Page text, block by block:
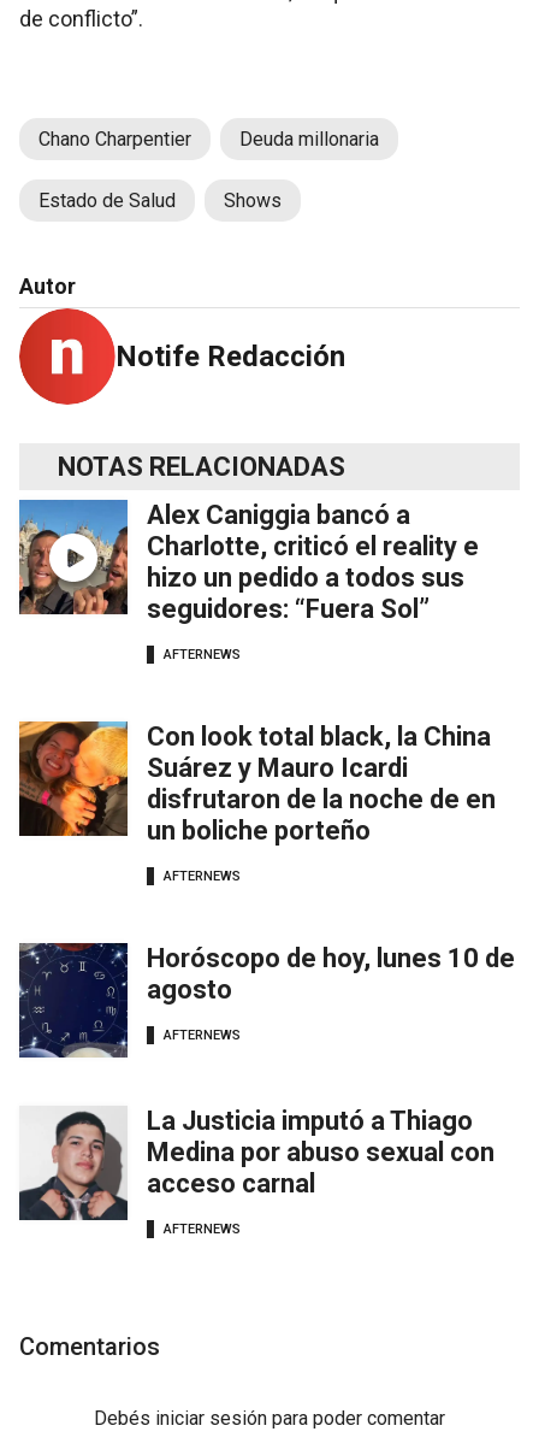
de conflicto”.
Chano Charpentier Deuda millonaria
Estado de Salud Shows
Autor
Notife Redacción
NOTAS RELACIONADAS
Alex Caniggia bancó a
Charlotte, criticó el reality e
hizo un pedido a todos sus
seguidores: “Fuera Sol”
AFTERNEWS
Con look total black, la China
Suárez y Mauro Icardi
disfrutaron de la noche de en
un boliche porteño
AFTERNEWS
Horóscopo de hoy, lunes 10 de
agosto
AFTERNEWS
La Justicia imputó a Thiago
Medina por abuso sexual con
acceso carnal
AFTERNEWS
Comentarios
Debés iniciar sesión para poder comentar